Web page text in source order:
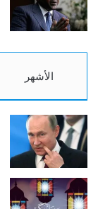
الأشهر